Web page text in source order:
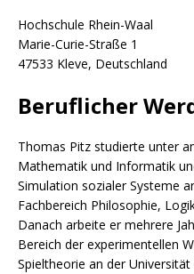
Hochschule Rhein-Waal
Marie-Curie-Straße 1
47533 Kleve, Deutschland
Beruflicher
Thomas Pitz studierte unter
Mathematik und Informatik
Simulation sozialer Systeme
Fachbereich Philosophie,
Danach arbeite er mehrere
Bereich der experimentellen
Spieltheorie an der